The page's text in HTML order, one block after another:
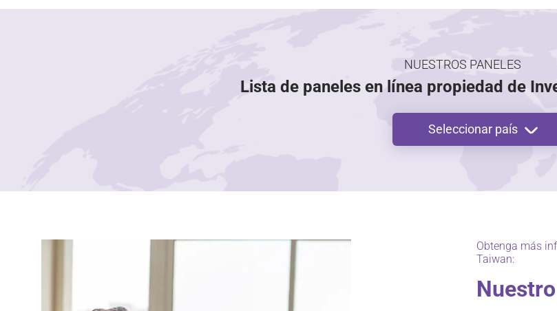
NUESTROS PANELES
Lista de paneles en línea propiedad de
Seleccionar país
Obtenga más
Taiwan: